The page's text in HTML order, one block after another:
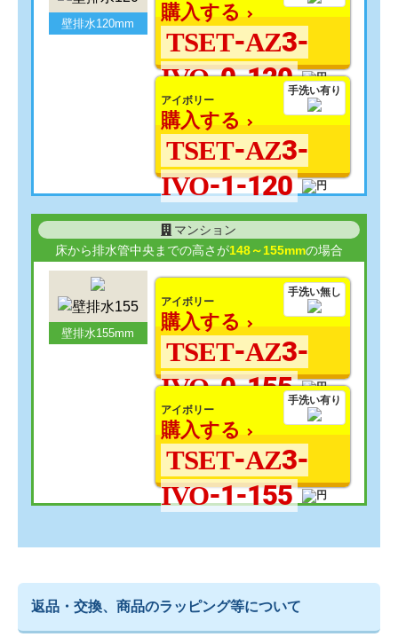
壁排水120mm
購入する
TSET-AZ3-
IVO-0-120手洗い有り
アイボリー
購入する
TSET-AZ3-
IVO-1-120
マンション
床から排水管中央までの高さが148～155mmの場合
壁排水155mm
手洗い無し
アイボリー
購入する
TSET-AZ3-
IVO-0-155手洗い有り
アイボリー
購入する
TSET-AZ3-
IVO-1-155
返品・交換、商品のラッピング等について